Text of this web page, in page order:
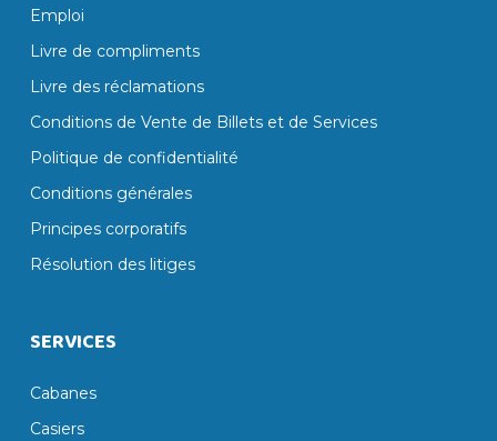
Emploi
Livre de compliments
Livre des réclamations
Conditions de Vente de Billets et de Services
Politique de confidentialité
Conditions générales
Principes corporatifs
Résolution des litiges
SERVICES
Cabanes
Casiers